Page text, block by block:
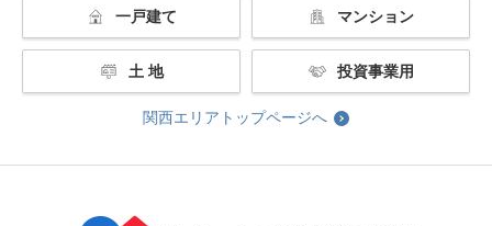
一戸建て マンション
土 地 投資事業用
関西エリアトップページへ